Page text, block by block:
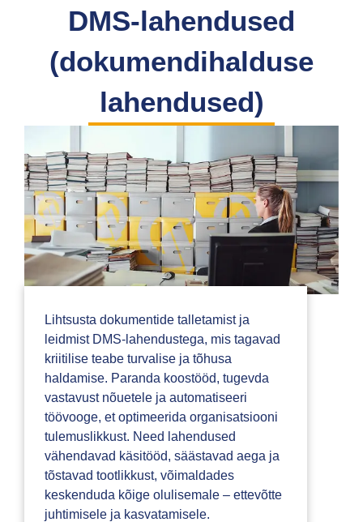
DMS-lahendused
(dokumendihalduse
lahendused)
Lihtsusta dokumentide talletamist ja
leidmist DMS-lahendustega, mis tagavad
kriitilise teabe turvalise ja tõhusa
haldamise. Paranda koostööd, tugevda
vastavust nõuetele ja automatiseeri
töövooge, et optimeerida organisatsiooni
tulemuslikkust. Need lahendused
vähendavad käsitööd, säästavad aega ja
tõstavad tootlikkust, võimaldades
keskenduda kõige olulisemale – ettevõtte
juhtimisele ja kasvatamisele.